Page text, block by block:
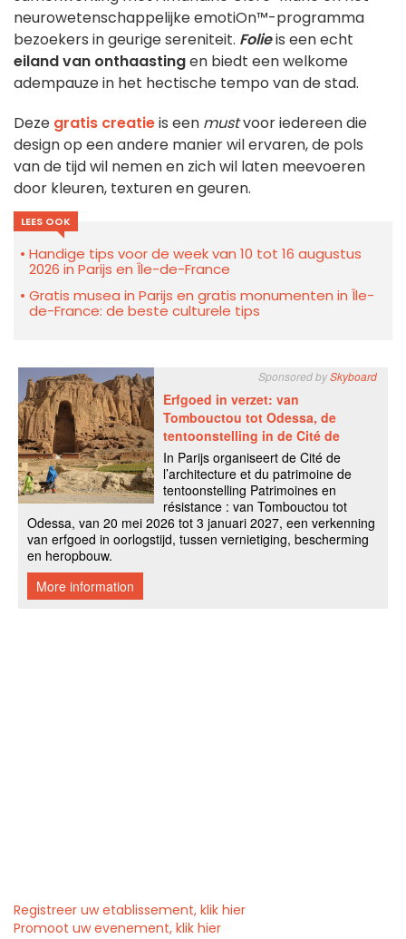
neurowetenschappelijke emotiOn™-programma
bezoekers in geurige sereniteit. Folieis een echt
eiland van onthaastingen biedt een welkome
adempauze in het hectische tempo van de stad.
Deze gratis creatieis een mustvoor iedereen die
design op een andere manier wil ervaren, de pols
van de tijd wil nemen en zich wil laten meevoeren
door kleuren, texturen en geuren.
LEES OOK
Handige tips voor de week van 10 tot 16 augustus
2026 in Parijs en Île-de-France
Gratis musea in Parijs en gratis monumenten in Île-
de-France: de beste culturele tips
Registreer uw etablissement, klik hier
Promoot uw evenement, klik hier